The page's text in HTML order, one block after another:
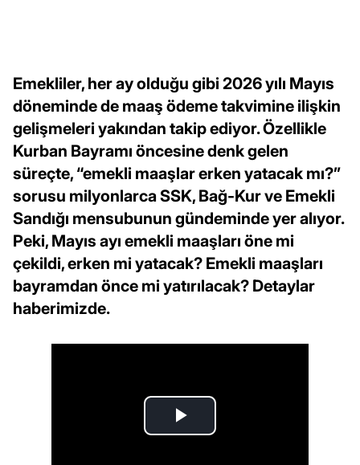
Emekliler, her ay olduğu gibi 2026 yılı Mayıs
döneminde de maaş ödeme takvimine ilişkin
gelişmeleri yakından takip ediyor. Özellikle
Kurban Bayramı öncesine denk gelen
süreçte, “emekli maaşlar erken yatacak mı?”
sorusu milyonlarca SSK, Bağ-Kur ve Emekli
Sandığı mensubunun gündeminde yer alıyor.
Peki, Mayıs ayı emekli maaşları öne mi
çekildi, erken mi yatacak? Emekli maaşları
bayramdan önce mi yatırılacak? Detaylar
haberimizde.